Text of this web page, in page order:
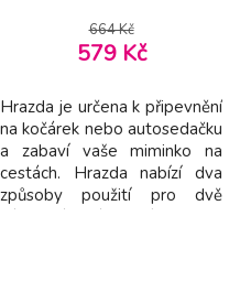
664 Kč
579 Kč
Hrazda je určena k připevnění
na kočárek nebo autosedačku
a zabaví vaše miminko na
cestách. Hrazda nabízí dva
způsoby použití pro dvě